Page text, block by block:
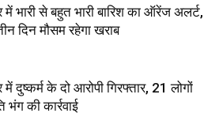
में भारी से बहुत भारी बारिश का ऑरेंज अलर्ट,
दिन मौसम रहेगा खराब
में दुष्कर्म के दो आरोपी गिरफ्तार, 21 लोगों
भंग की कार्रवाई